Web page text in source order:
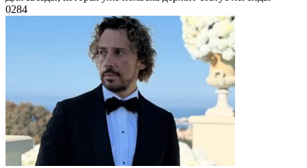
0284